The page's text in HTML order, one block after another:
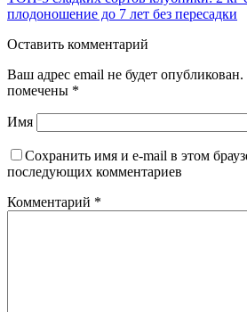
плодоношение до 7 лет без пересадки
Оставить комментарий
Ваш адрес email не будет опубликован.
помечены *
Имя
Сохранить имя и e-mail в этом
последующих комментариев
Комментарий *